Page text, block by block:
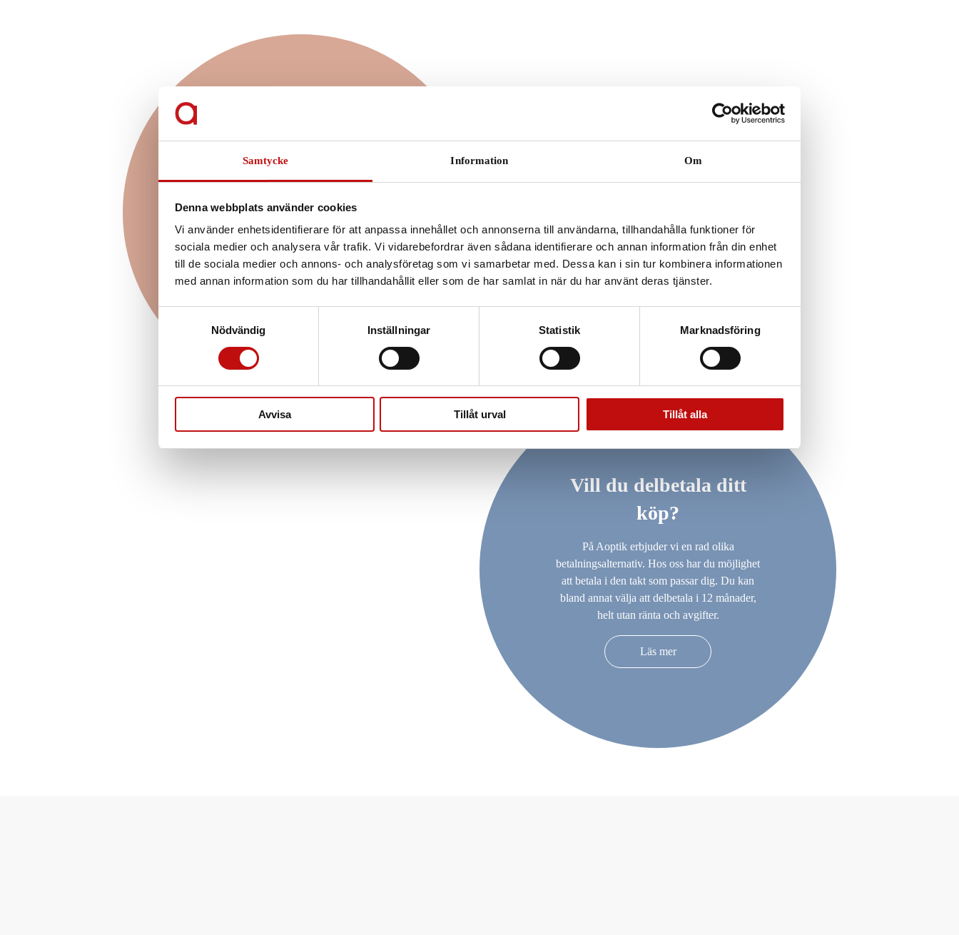
Samtycke Information Om
Denna webbplats använder cookies
Vi använder enhetsidentifierare för att anpassa innehållet och annonserna till användarna, tillhandahålla funktioner för
sociala medier och analysera vår trafik. Vi vidarebefordrar även sådana identifierare och annan information från din enhet
till de sociala medier och annons- och analysföretag som vi samarbetar med. Dessa kan i sin tur kombinera informationen
med annan information som du har tillhandahållit eller som de har samlat in när du har använt deras tjänster.
Nödvändig
Inställningar Statistik Marknadsföring
Avvisa Tillåt urval Tillåt alla
för just dig?
Enkelslipade, progressiva eller färgskiftande
och dina behov är helt avgörande när det
kommer till dina nya glasögon. Vilket glas du
borde välja beror såklart på din syn, men även
din livsstil.
Vill du delbetala ditt
köp?
På Aoptik erbjuder vi en rad olika
betalningsalternativ. Hos oss har du möjlighet
att betala i den takt som passar dig. Du kan
bland annat välja att delbetala i 12 månader,
helt utan ränta och avgifter.
Läs mer